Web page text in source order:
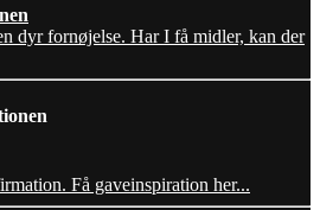
dyr fornøjelse. Har I få midler, kan der
Få gaveinspiration her...